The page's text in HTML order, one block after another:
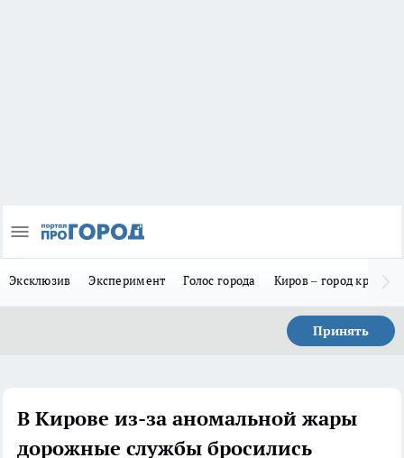
Эксклюзив Эксперимент Голос города Киров – город
Принять
В Кирове из-за аномальной жары
дорожные службы бросились